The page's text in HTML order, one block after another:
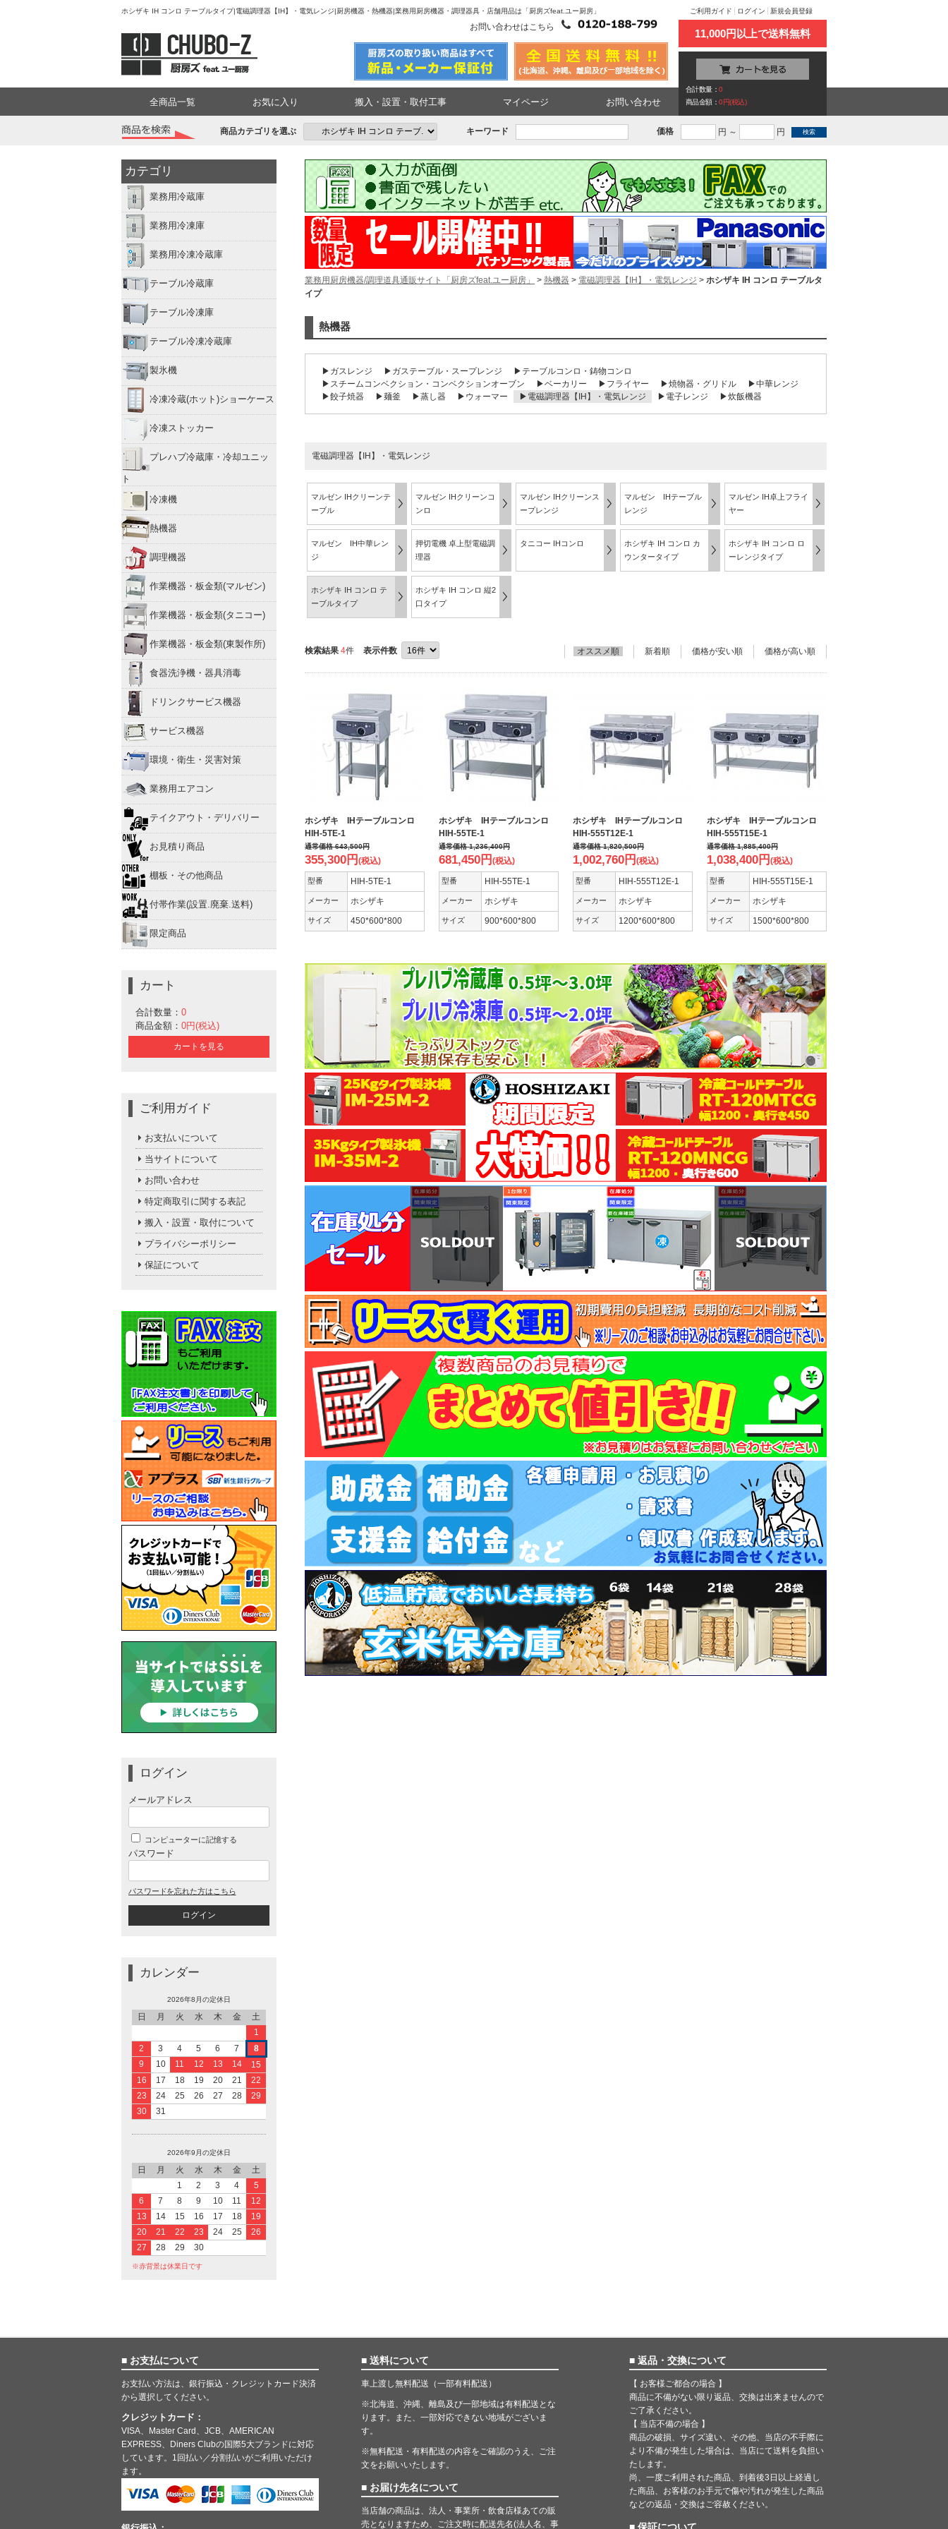
ホシザキ IH コンロ テーブルタイプ|電磁調理器【IH】・電気レンジ|厨房機器・熱機器|業務用厨房機器・調理器具・店舗用品は「厨房ズfeat.ユー厨房」
お問い合わせはこちら
ご利用ガイド ログイン 新規会員登録
11,000円以上で送料無料
合計数量：0
商品金額：0円(税込)
全商品一覧 お気に入り 搬入・設置・取付工事 マイページ お問い合わせ
商品カテゴリを選ぶ キーワード 価格 円 ～ 円
カテゴリ
業務用冷蔵庫
業務用冷凍庫
業務用冷凍冷蔵庫
テーブル冷蔵庫
テーブル冷凍庫
テーブル冷凍冷蔵庫
製氷機
冷凍冷蔵(ホット)ショーケース
冷凍ストッカー
プレハブ冷蔵庫・冷却ユニッ
ト
冷凍機
熱機器
調理機器
作業機器・板金類(マルゼン)
作業機器・板金類(タニコー)
作業機器・板金類(東製作所)
食器洗浄機・器具消毒
ドリンクサービス機器
サービス機器
環境・衛生・災害対策
業務用エアコン
テイクアウト・デリバリー
お見積り商品
棚板・その他商品
付帯作業(設置.廃棄.送料)
限定商品
カート
合計数量： 0
商品金額： 0円(税込)
カートを見る
ご利用ガイド
お支払いについて
当サイトについて
お問い合わせ
特定商取引に関する表記
搬入・設置・取付について
プライバシーポリシー
保証について
ログイン
メールアドレス
コンピューターに記憶する
パスワード
パスワードを忘れた方はこちら
カレンダー
2026年8月の定休日
日 月 火 水 木 金
土
1
2
3 4 5 6 7
8
9
10 11 12 13 14
15
16
17 18 19 20 21
22
23
24 25 26 27 28
29
30
31
2026年9月の定休日
日 月 火 水 木 金
土
1
2 3 4
5
6
7 8 9 10 11
12
13
14 15 16 17 18
19
20
21 22 23 24 25
26
27
28 29 30
※赤背景は休業日です
業務用厨房機器/調理道具通販サイト「厨房ズfeat.ユー厨房」 > 熱機器 > 電磁調理器【IH】・電気レンジ > ホシザキ IH コンロ テーブルタ
イプ
熱機器
▶ガスレンジ ▶ガステーブル・スープレンジ
▶テーブルコンロ・鋳物コンロ
▶スチームコンベクション・コンベクションオーブン
▶ベーカリー ▶フライヤー ▶焼物器・グリドル
▶中華レンジ
▶餃子焼器
▶麺釜 ▶蒸し器 ▶ウォーマー ▶電磁調理器【IH】・電気レンジ ▶電子レンジ ▶炊飯機器
電磁調理器【IH】・電気レンジ
マルゼン IHクリーンテ
ーブル
マルゼン IHクリーンコ
ンロ
マルゼン IHクリーンス
ープレンジ
マルゼン IHテーブル
レンジ
マルゼン IH卓上フライ
ヤー
マルゼン IH中華レン
ジ
押切電機 卓上型電磁調
理器
タニコー IHコンロ
ホシザキ IH コンロ カ
ウンタータイプ
ホシザキ IH コンロ ロ
ーレンジタイプ
ホシザキ IH コンロ テ
ーブルタイプ
ホシザキ IH コンロ 縦2
口タイプ
検索結果 4件 表示件数 オススメ順 新着順 価格が安い順 価格が高い順
ホシザキ IHテーブルコンロ
HIH-5TE-1
通常価格643,500円
355,300円 (税込)
型番 HIH-5TE-1
メーカー ホシザキ
サイズ 450*600*800
ホシザキ IHテーブルコンロ
HIH-55TE-1
通常価格1,236,400円
681,450円 (税込)
型番 HIH-55TE-1
メーカー ホシザキ
サイズ 900*600*800
ホシザキ IHテーブルコンロ
HIH-555T12E-1
通常価格1,820,500円
1,002,760円 (税込)
型番 HIH-555T12E-1
メーカー ホシザキ
サイズ 1200*600*800
ホシザキ IHテーブルコンロ
HIH-555T15E-1
通常価格1,885,400円
1,038,400円 (税込)
型番 HIH-555T15E-1
メーカー ホシザキ
サイズ 1500*600*800
■ お支払について
お支払い方法は、銀行振込・クレジットカード決済
から選択してください。
クレジットカード：
VISA、Master Card、JCB、AMERICAN
EXPRESS、Diners Clubの国際5大ブランドに対応
しています。1回払い／分割払いがご利用いただけ
ます。
■ 送料について
車上渡し無料配送（一部有料配送）
※北海道、沖縄、離島及び一部地域は有料配送とな
ります。また、一部対応できない地域がございま
す。
※無料配送・有料配送の内容をご確認のうえ、ご注
文をお願いいたします。
■ お届け先名について
当店舗の商品は、法人・事業所・飲食店様あての販
売となりますため、ご注文時に配送先名(法人名、事
■ 返品・交換について
【 お客様ご都合の場合 】
商品に不備がない限り返品、交換は出来ませんので
ご了承ください。
【 当店不備の場合 】
商品の破損、サイズ違い、その他、当店の不手際に
より不備が発生した場合は、当店にて送料を負担い
たします。
尚、一度ご利用された商品、到着後3日以上経過し
た商品、お客様のお手元で傷や汚れが発生した商品
などの返品・交換はご容赦ください。